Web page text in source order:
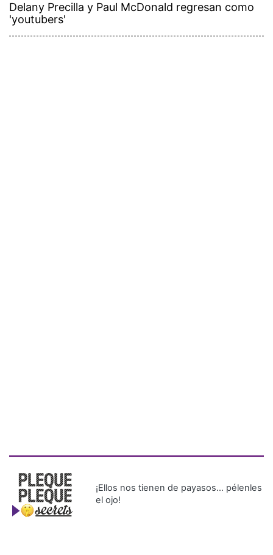
Delany Precilla y Paul McDonald regresan como
'youtubers'
¡Ellos nos tienen de payasos… pélenles
el ojo!